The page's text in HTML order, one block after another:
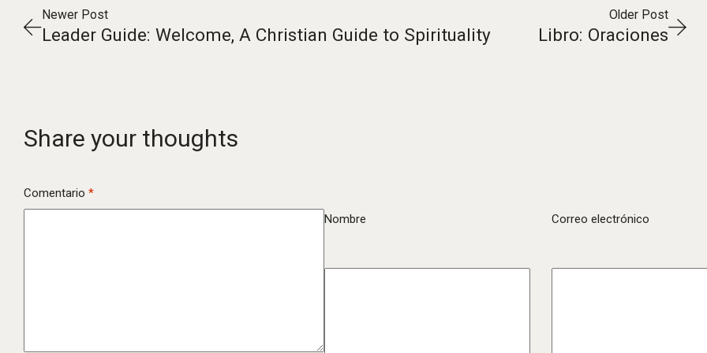
Libro: Oraciones
Older Post
Leader Guide: Welcome, A Christian Guide to Spirituality
Newer Post
Share your thoughts
Comentario *
Nombre
Correo electrónico